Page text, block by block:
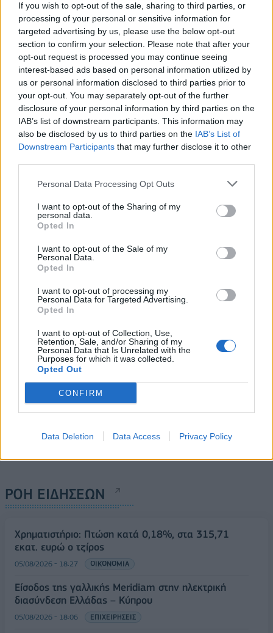
If you wish to opt-out of the sale, sharing to third parties, or
processing of your personal or sensitive information for
targeted advertising by us, please use the below opt-out
section to confirm your selection. Please note that after your
opt-out request is processed you may continue seeing
interest-based ads based on personal information utilized by
us or personal information disclosed to third parties prior to
your opt-out. You may separately opt-out of the further
disclosure of your personal information by third parties on the
IAB’s list of downstream participants. This information may
also be disclosed by us to third parties on the IAB’s List of
Downstream Participants that may further disclose it to other
Personal Data Processing Opt Outs
I want to opt-out of the Sharing of my
personal data.
Opted In
I want to opt-out of the Sale of my
Personal Data.
Opted In
I want to opt-out of processing my
Personal Data for Targeted Advertising.
Opted In
I want to opt-out of Collection, Use,
Retention, Sale, and/or Sharing of my
Personal Data that Is Unrelated with the
Purposes for which it was collected.
Opted Out
CONFIRM
Data Deletion Data Access Privacy Policy
ESG Report 2025: Πώς η ΑΒ Βασιλόπουλος μετατρέπει τη
βιωσιμότητα σε καθημερινή πράξη
Stoiximan: «Πού ήσουν;» στις μεγάλες στιγμές του Ολυμπιακού
ΠΕΡΙΣΣΌΤΕΡΑ ΣΕ ΑΥΤΉ ΤΗΝ ΚΑΤΗΓΟΡΊΑ
Σε αναστολή λειτουργίας
των επιχειρήσεων στις
Ασπρόπυργου
28/07/2023 - 10:56
ΑΔΜΗΕ: Σε λειτουργία η
Ζακύνθου
ΡΟΗ ΕΙΔΗΣΕΩΝ
Χρηματιστήριο: Πτώση κατά 0,18%, στα 315,71
εκατ. ευρώ ο τζίρος
05/08/2026 - 18:27 ΟΙΚΟΝΟΜΙΑ
Είσοδος της γαλλικής Meridiam στην ηλεκτρική
διασύνδεση Ελλάδας – Κύπρου
05/08/2026 - 18:06 ΕΠΙΧΕΙΡΗΣΕΙΣ